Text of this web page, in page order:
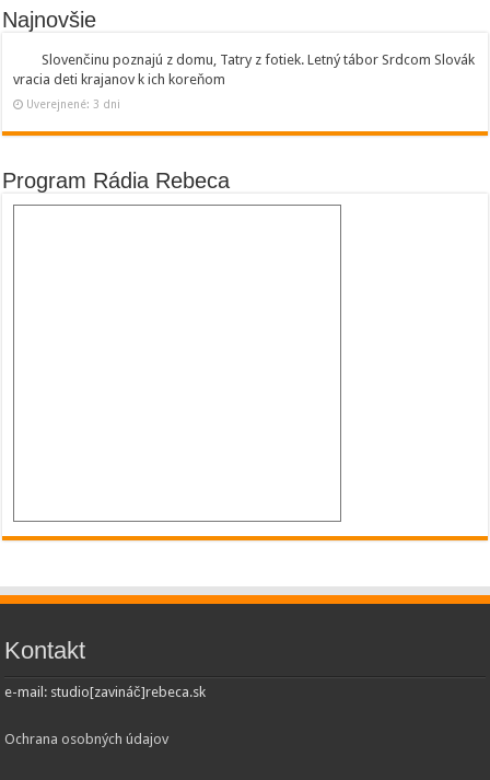
Najnovšie
Slovenčinu poznajú z domu, Tatry z fotiek. Letný tábor Srdcom Slovák
vracia deti krajanov k ich koreňom
Uverejnené: 3 dni
Program Rádia Rebeca
Kontakt
e-mail: studio[zavináč]rebeca.sk
Ochrana osobných údajov